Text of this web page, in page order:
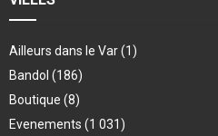
Ailleurs dans le Var(1)
Bandol (186)
Boutique (8)
Evenements (1 031)